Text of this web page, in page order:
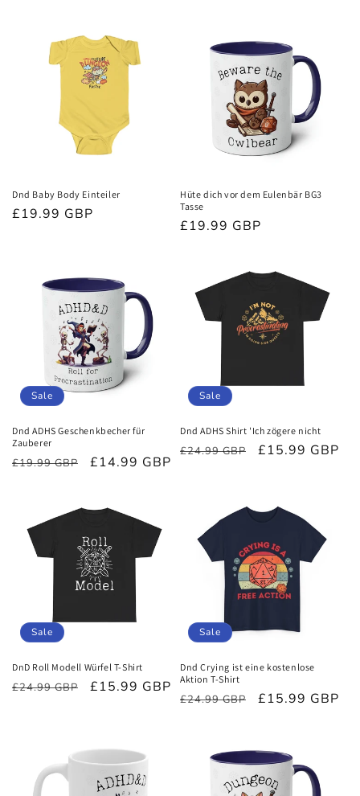
Dnd Baby Body Einteiler
Normaler
£19.99 GBP
Hüte dich vor dem Eulenbär BG3
Tasse
Normaler
£19.99 GBP
Sale
Dnd ADHS Geschenkbecher für
Zauberer
Normaler
£19.99 GBP Verkaufspreis
£14.99 GBP
Sale
Dnd ADHS Shirt 'Ich zögere nicht
Normaler
£24.99 GBP Verkaufspreis
£15.99 GBP
Sale
DnD Roll Modell Würfel T-Shirt
Normaler
£24.99 GBP Verkaufspreis
£15.99 GBP
Sale
Dnd Crying ist eine kostenlose
Aktion T-Shirt
Normaler
£24.99 GBP Verkaufspreis
£15.99 GBP